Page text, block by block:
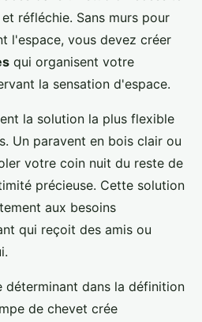
réfléchie. Sans murs pour
l'espace, vous devez créer
qui organisent votre
la sensation d'espace.
la solution la plus flexible
Un paravent en bois clair ou
votre coin nuit du reste de
précieuse. Cette solution
aux besoins
qui reçoit des amis ou
déterminant dans la définition
de chevet crée